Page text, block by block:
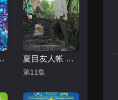
闹互联网 夏目友人帐 第五季
第11集